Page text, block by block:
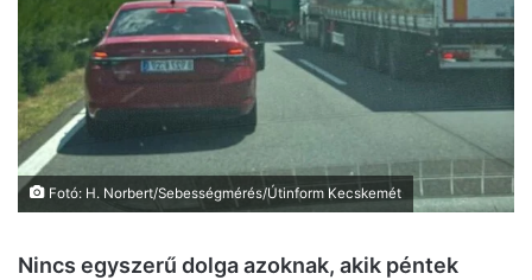
Fotó: H. Norbert/Sebességmérés/Útinform Kecskemét
Nincs egyszerű dolga azoknak, akik péntek